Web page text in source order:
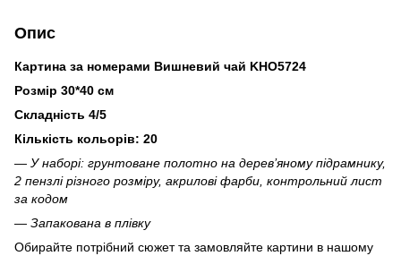
Опис
Картина за номерами Вишневий чай KHO5724
Розмір 30*40 см
Складність 4/5
Кількість кольорів: 20
— У наборі: грунтоване полотно на дерев’яному підрамнику,
2 пензлі різного розміру, акрилові фарби, контрольний лист
за кодом
— Запакована в плівку
Обирайте потрібний сюжет та замовляйте картини в нашому